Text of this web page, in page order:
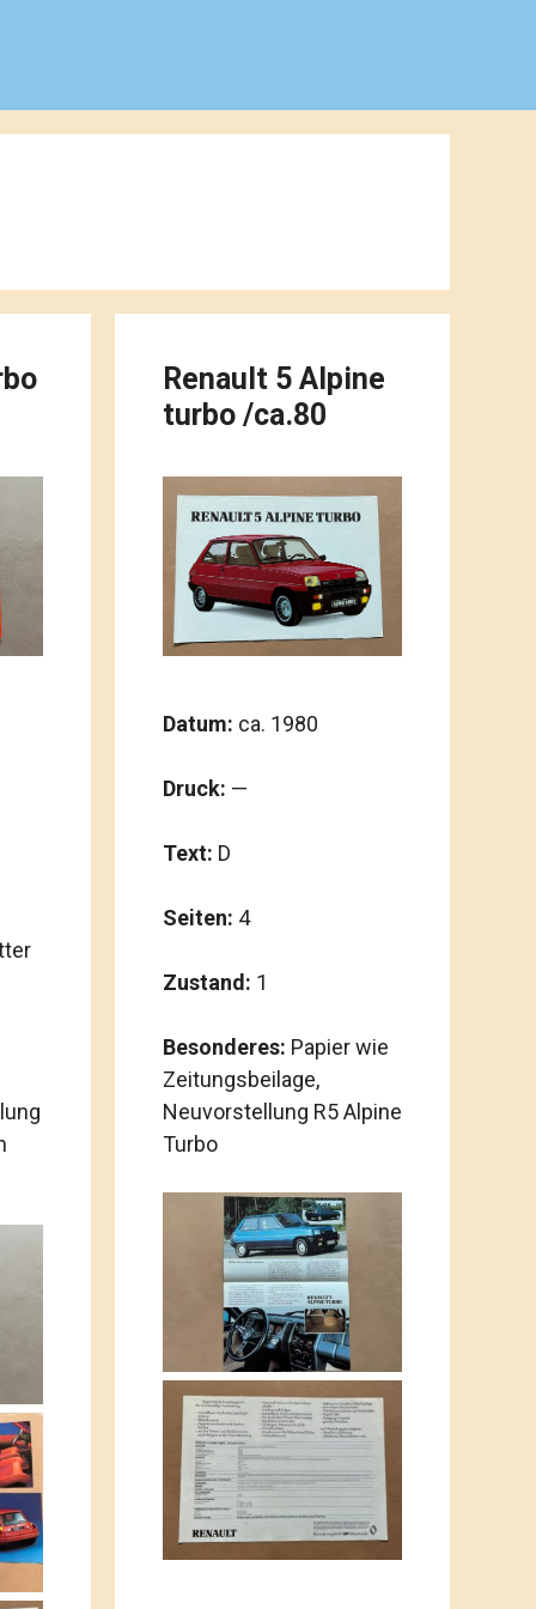
Renault 5 Alpine
turbo /ca.80
Datum: ca. 1980
Druck: —
Text: D
Seiten: 4
Zustand: 1
Besonderes: Papier wie
Zeitungsbeilage,
Neuvorstellung R5 Alpine
Turbo